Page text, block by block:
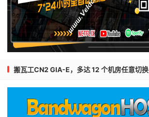
搬瓦工CN2 GIA-E，多达 12 个机房任意切换